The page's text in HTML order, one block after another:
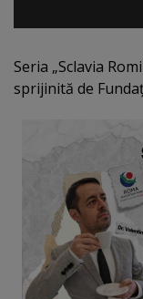
Seria „Sclavia
sprijinită de